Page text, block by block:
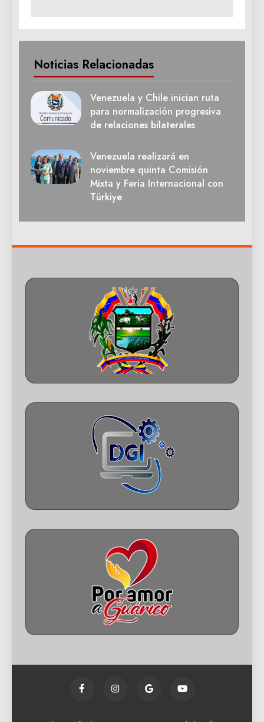
Noticias Relacionadas
Venezuela y Chile inician ruta
para normalización progresiva
de relaciones bilaterales
Venezuela realizará en
noviembre quinta Comisión
Mixta y Feria Internacional con
Türkiye